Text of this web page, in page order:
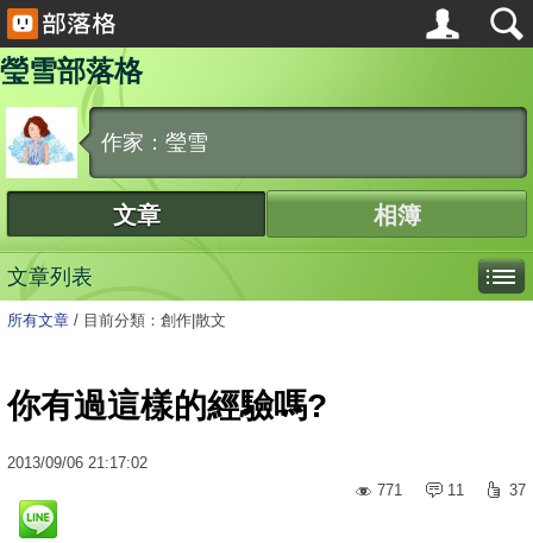
瑩雪部落格
作家：瑩雪
文章 相簿
文章列表
所有文章 / 目前分類：創作|散文
你有過這樣的經驗嗎?
2013/09/06 21:17:02
771
11 37